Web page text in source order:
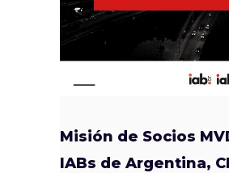
Misión de Socios
IABs de Argentina,